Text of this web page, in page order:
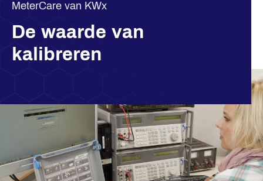
MeterCare van KWx
De waarde van
kalibreren